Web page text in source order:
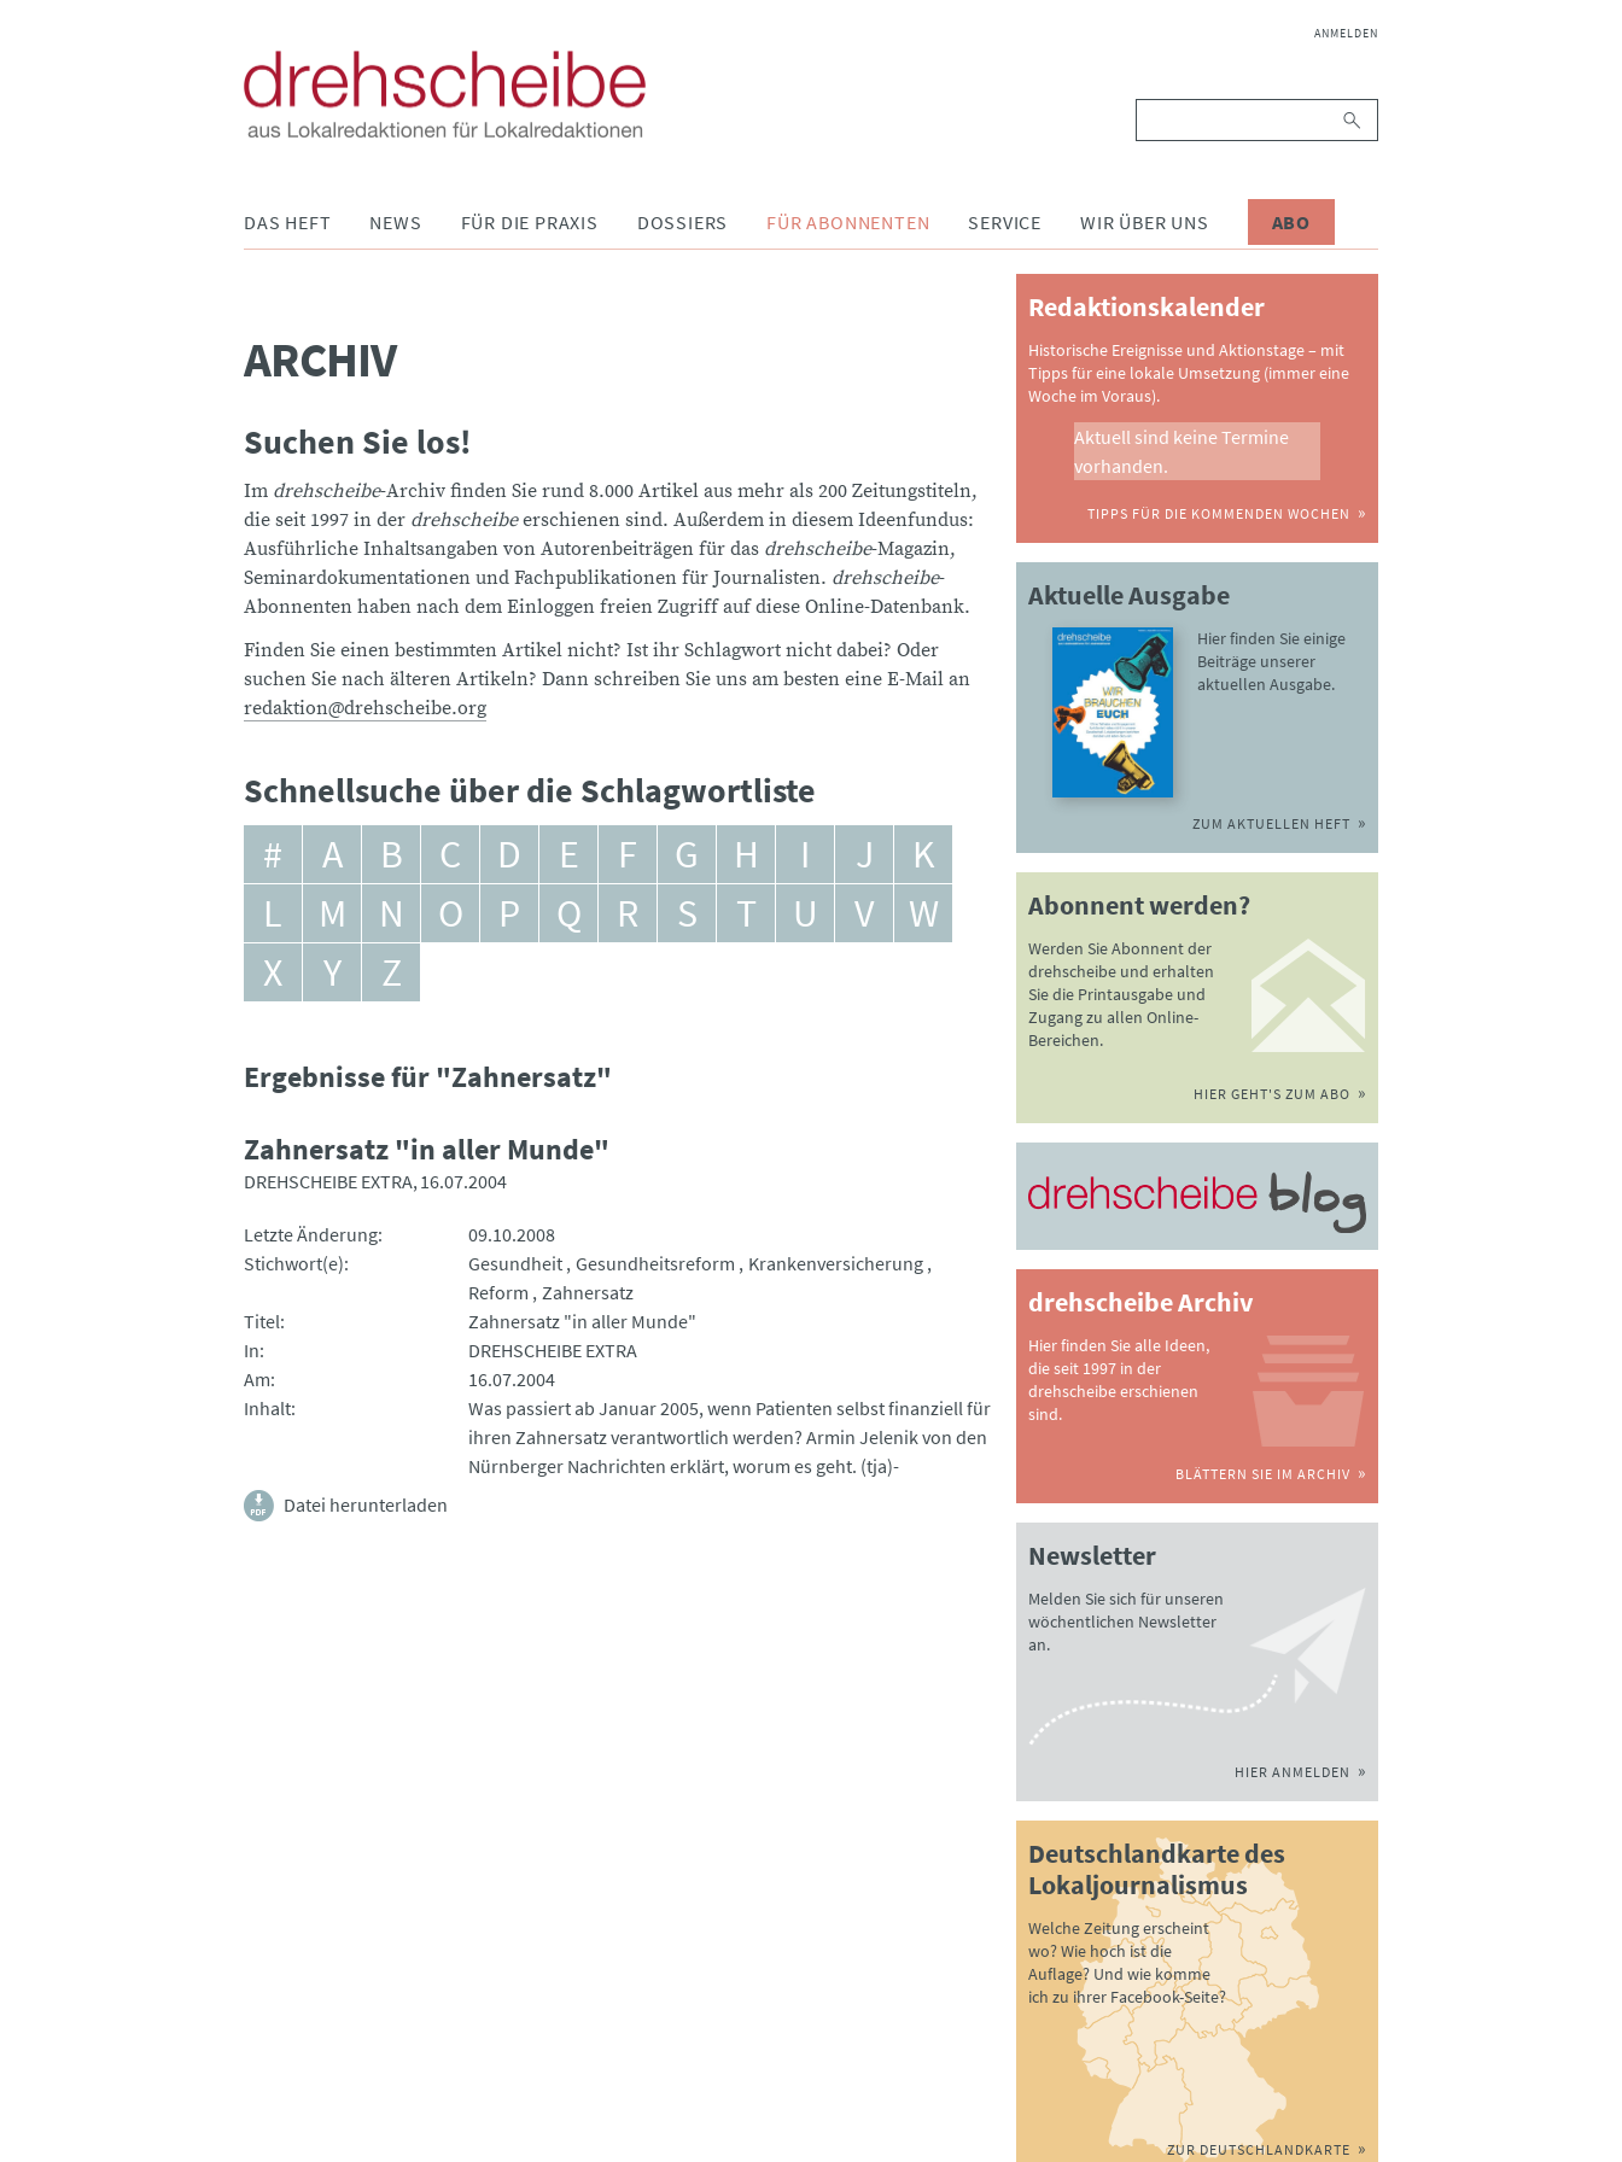
NAVIGATION
ANMELDEN
DAS HEFT NEWS FÜR DIE PRAXIS DOSSIERS FÜR ABONNENTEN SERVICE WIR ÜBER UNS ABO
ARCHIV
Suchen Sie los!
Im drehscheibe-Archiv finden Sie rund 8.000 Artikel aus mehr als 200 Zeitungstiteln,
die seit 1997 in der drehscheibeerschienen sind. Außerdem in diesem Ideenfundus:
Ausführliche Inhaltsangaben von Autorenbeiträgen für das drehscheibe-Magazin,
Seminardokumentationen und Fachpublikationen für Journalisten. drehscheibe-
Abonnenten haben nach dem Einloggen freien Zugriff auf diese Online-Datenbank.
Finden Sie einen bestimmten Artikel nicht? Ist ihr Schlagwort nicht dabei? Oder
suchen Sie nach älteren Artikeln? Dann schreiben Sie uns am besten eine E-Mail an
redaktion@drehscheibe.org
Schnellsuche über die Schlagwortliste
# A B C D E F G H I J
K
L
M N O P Q R S T U V
W
X
Y Z
Ergebnisse für "Zahnersatz"
Zahnersatz "in aller Munde"
DREHSCHEIBE EXTRA 16.07.2004
Letzte Änderung
09.10.2008
Stichwort(e)
Gesundheit Gesundheitsreform
Krankenversicherung
Reform
Zahnersatz
Titel
Zahnersatz "in aller Munde"
In
DREHSCHEIBE EXTRA
Am
16.07.2004
Inhalt
Was passiert ab Januar 2005, wenn Patienten selbst finanziell für
ihren Zahnersatz verantwortlich werden? Armin Jelenik von den
Nürnberger Nachrichten erklärt, worum es geht. (tja)-
Datei herunterladen
Redaktionskalender
Historische Ereignisse und Aktionstage – mit
Tipps für eine lokale Umsetzung (immer eine
Woche im Voraus).
Aktuell sind keine Termine
vorhanden.
TIPPS FÜR DIE KOMMENDEN WOCHEN
Aktuelle Ausgabe
Hier finden Sie einige
Beiträge unserer
aktuellen Ausgabe.
ZUM AKTUELLEN HEFT
Abonnent werden?
Werden Sie Abonnent der
drehscheibe und erhalten
Sie die Printausgabe und
Zugang zu allen Online-
Bereichen.
HIER GEHT'S ZUM ABO
drehscheibe Archiv
Hier finden Sie alle Ideen,
die seit 1997 in der
drehscheibe erschienen
sind.
BLÄTTERN SIE IM ARCHIV
Newsletter
Melden Sie sich für unseren
wöchentlichen Newsletter
an.
HIER ANMELDEN
Deutschlandkarte des
Lokaljournalismus
Welche Zeitung erscheint
wo? Wie hoch ist die
Auflage? Und wie komme
ich zu ihrer Facebook-Seite?
ZUR DEUTSCHLANDKARTE